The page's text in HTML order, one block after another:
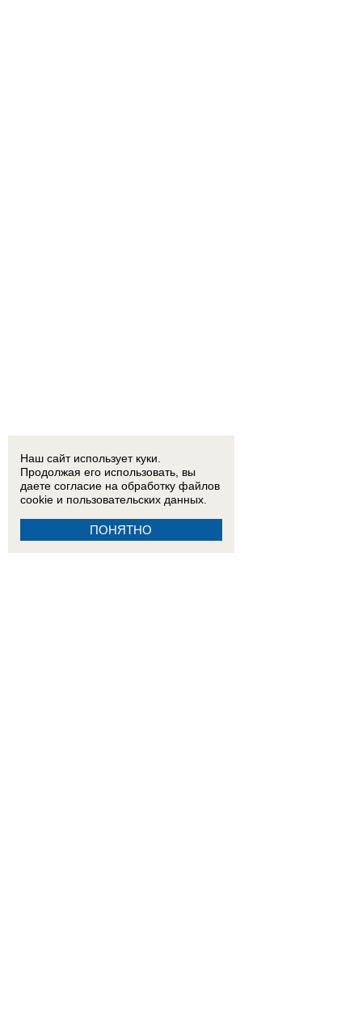
Наш сайт использует куки.
Продолжая его использовать, вы
даете согласие на обработку файлов
cookie и пользовательских данных.
ПОНЯТНО